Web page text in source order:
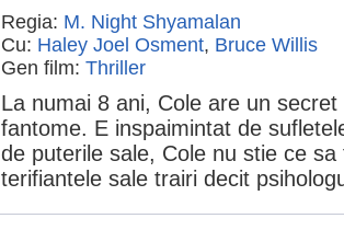
Regia: M. Night Shyamalan
Cu: Haley Joel Osment, Bruce Willis
Gen film: Thriller
La numai 8 ani, Cole are un
fantome. E inspaimintat de
de puterile sale, Cole nu stie ce
terifiantele sale trairi decit